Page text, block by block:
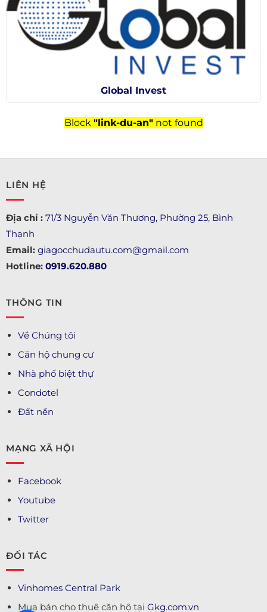
Global Invest
Block "link-du-an"not found
LIÊN HỆ
Địa chỉ : 71/3 Nguyễn Văn Thương, Phường 25, Bình
Thạnh
Email: giagocchudautu.com@gmail.com
Hotline: 0919.620.880
THÔNG TIN
Về Chúng tôi
Căn hộ chung cư
Nhà phố biệt thự
Condotel
Đất nền
MẠNG XÃ HỘI
Facebook
Youtube
Twitter
ĐỐI TÁC
Vinhomes Central Park
Mua bán cho thuê căn hộ tại Gkg.com.vn